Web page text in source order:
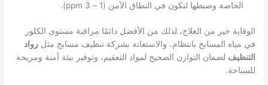
الخاصة وضبطها لتكون في النطاق الآمن (1 – 3 ppm).
الوقاية خير من العلاج، لذلك من الأفضل دائمًا مراقبة مستوى الكلور
في مياه المسابح بانتظام، والاستعانة بشركة تنظيف مسابح مثلرواد
التنظيف لضمان التوازن الصحيح لمواد التعقيم، وتوفير بيئة آمنة ومريحة
للسباحة.